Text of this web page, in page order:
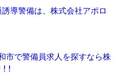
導警備は、株式会社アポロ
市で警備員求人を探すなら株
!!